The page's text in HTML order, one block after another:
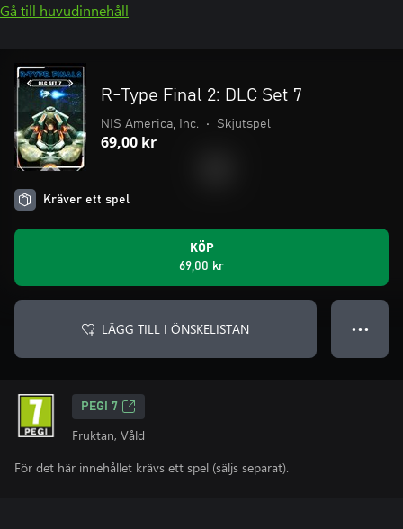
Gå till huvudinnehåll
R-Type Final 2: DLC Set 7
NIS America, Inc. • Skjutspel
69,00 kr
Kräver ett spel
KÖP
69,00 kr
LÄGG TILL I ÖNSKELISTAN ● ● ●
PEGI 7
Fruktan, Våld
För det här innehållet krävs ett spel (säljs separat).